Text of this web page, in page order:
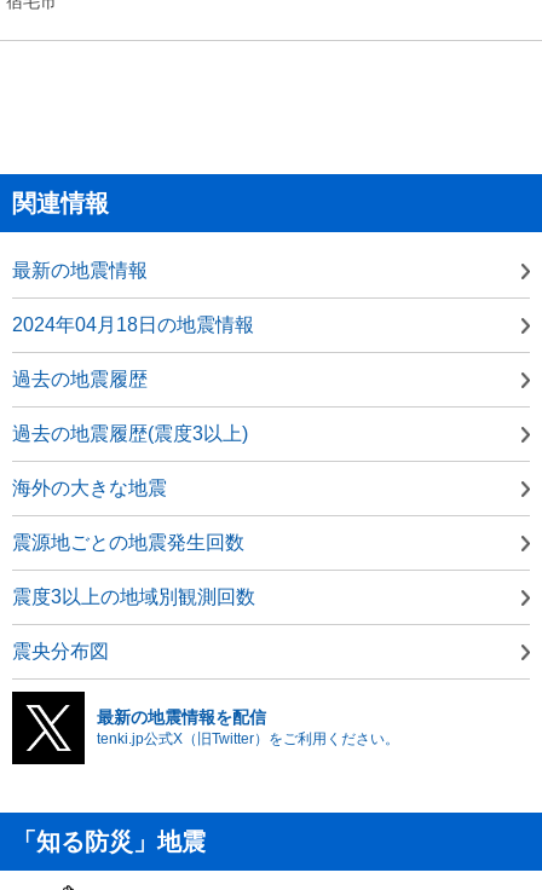
関連情報
最新の地震情報
2024年04月18日の地震情報
過去の地震履歴
過去の地震履歴(震度3以上)
海外の大きな地震
震源地ごとの地震発生回数
震度3以上の地域別観測回数
震央分布図
最新の地震情報を配信
tenki.jp公式X（旧Twitter）をご利用ください。
「知る防災」地震